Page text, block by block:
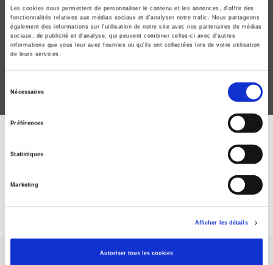
Les cookies nous permettent de personnaliser le contenu et les annonces, d'offrir des
fonctionnalités relatives aux médias sociaux et d'analyser notre trafic. Nous partageons
également des informations sur l'utilisation de notre site avec nos partenaires de médias
sociaux, de publicité et d'analyse, qui peuvent combiner celles-ci avec d'autres
informations que vous leur avez fournies ou qu'ils ont collectées lors de votre utilisation
de leurs services.
Nécessaires
Préférences
Statistiques
Marketing
Afficher les détails
Autoriser tous les cookies
La France, l'Allemagne et l'Europe monétaire de
1974 à 1981
La persévérance récompensée
Amaury de Saint Périer
ABONNEZ-VOUS À NOS
Je m’abonne